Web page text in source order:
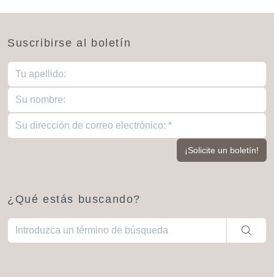
Suscribirse al boletín
¿Qué estás buscando?
Cuando hay resultados autocompletados, puedes utilizar